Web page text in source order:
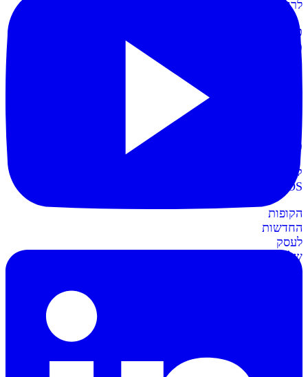
לרווחית
כרטיסי
מועדון
תשלום
קל
עם
כרטיסי
מועדון
קופות
POS
הקופות
החדשות
לעסק
שלכם